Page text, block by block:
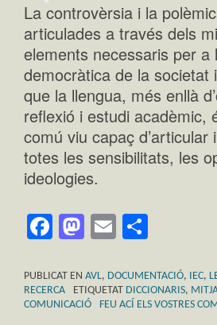
La controvèrsia i la
articulades a través dels
elements necessaris per a
democràtica de la societat
que la llengua, més enllà
reflexió i estudi acadèmic,
comú viu capaç d’articular
totes les sensibilitats, les
ideologies.
Facebook
Mastodon
Email
PUBLICAT EN AVL, DOCUMENTACIÓ, IEC,
RECERCA
ETIQUETAT DICCIONARIS,
COMUNICACIÓ
FEU ACÍ ELS VOSTRES